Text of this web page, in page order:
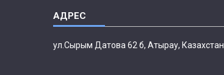
ул.Сырым Датова 62 б, Атырау, Казахстан